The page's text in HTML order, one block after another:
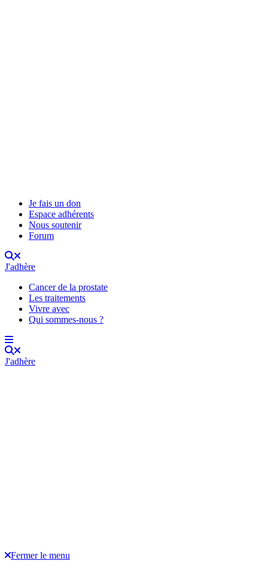
Je fais un don
Espace adhérents
Nous soutenir
Forum
J'adhère
Cancer de la prostate
Les traitements
Vivre avec
Qui sommes-nous ?
J'adhère
Fermer le menu